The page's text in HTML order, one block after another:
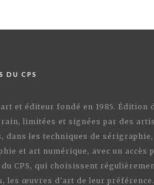
DU CPS
et éditeur fondé en 1985. Édition
limitées et signées par des
dans les techniques de
et art numérique, avec un accès
du CPS, qui choisissent
les œuvres d'art de leur préférence.